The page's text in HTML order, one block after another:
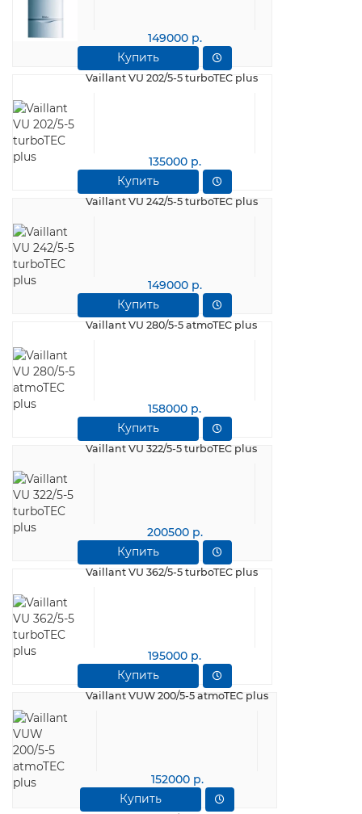
149000 р.
Купить
Vaillant VU 202/5-5 turboTEC plus
135000 р.
Купить
Vaillant VU 242/5-5 turboTEC plus
149000 р.
Купить
Vaillant VU 280/5-5 atmoTEC plus
158000 р.
Купить
Vaillant VU 322/5-5 turboTEC plus
200500 р.
Купить
Vaillant VU 362/5-5 turboTEC plus
195000 р.
Купить
Vaillant VUW 200/5-5 atmoTEC plus
152000 р.
Купить